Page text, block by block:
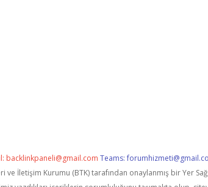
backlinkpaneli@gmail.com Teams:
ve İletişim Kurumu (BTK) tarafından onaylanmış bir